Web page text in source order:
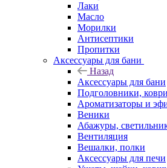
Лаки
Масло
Морилки
Антисептики
Пропитки
Аксессуары для бани
Назад
Аксессуары для бани
Подголовники,
Ароматизаторы и
Веники
Абажуры,
Вентиляция
Вешалки, полки
Аксессуары для печи